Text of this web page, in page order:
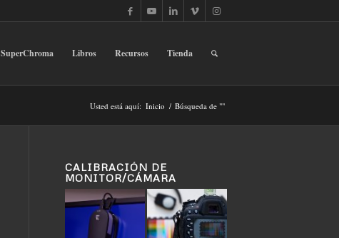
SuperChroma Libros Recursos Tienda
Usted está aquí: Inicio / Búsqueda de ""
CALIBRACIÓN DE
MONITOR/CÁMARA